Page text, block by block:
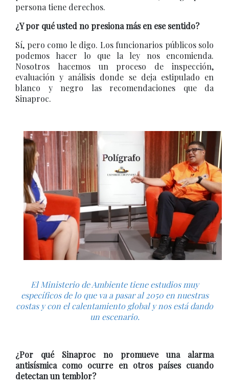
persona tiene derechos.
¿Y por qué usted no presiona más en ese sentido?
Sí, pero como le digo. Los funcionarios públicos solo
podemos hacer lo que la ley nos encomienda.
Nosotros hacemos un proceso de inspección,
evaluación y análisis donde se deja estipulado en
blanco y negro las recomendaciones que da
Sinaproc.
El Ministerio de Ambiente tiene estudios muy
específicos de lo que va a pasar al 2050 en nuestras
costas y con el calentamiento global y nos está dando
un escenario.
¿Por qué Sinaproc no promueve una alarma
antisísmica como ocurre en otros países cuando
detectan un temblor?